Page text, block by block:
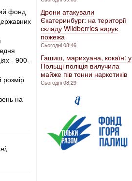
фонд
- 900-
розмір
на
Дрони атакували
Єкатеринбург: на території
складу Wildberries вирує
пожежа
Сьогодні 08:46
Гашиш, марихуана, кокаїн: у
Польщі поліція вилучила
майже пів тонни наркотиків
Сьогодні 08:29